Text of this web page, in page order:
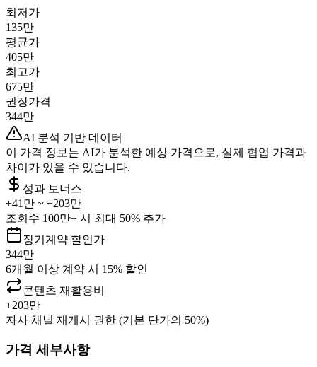
최저가
135만
평균가
405만
최고가
675만
권장가격
344만
AI 분석 기반 데이터
이 가격 정보는 AI가 분석한 예상 가격으로, 실제 협업 가격과
차이가 있을 수 있습니다.
성과 보너스
+41만 ~ +203만
조회수 100만+ 시 최대 50% 추가
장기계약 할인가
344만
6개월 이상 계약 시 15% 할인
콘텐츠 재활용비
+203만
자사 채널 재게시 권한 (기본 단가의 50%)
가격 세부사항